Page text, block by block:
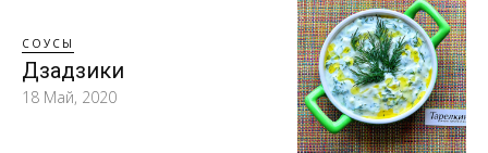
СОУСЫ
Дзадзики
18 Май, 2020